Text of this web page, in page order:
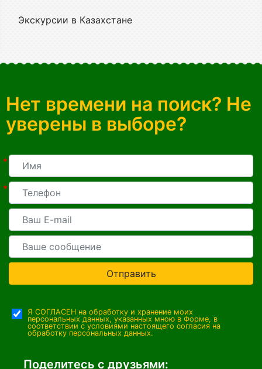
Экскурсии в Казахстане
Нет времени на поиск? Не
уверены в выборе?
*
*
Отправить
Я СОГЛАСЕН на обработку и хранение моих
персональных данных, указанных мною в Форме, в
соответствии с условиями настоящего согласия на
обработку персональных данных.
Поделитесь с друзьями: